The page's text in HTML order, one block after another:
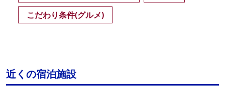
こだわり条件(グルメ)
近くの宿泊施設